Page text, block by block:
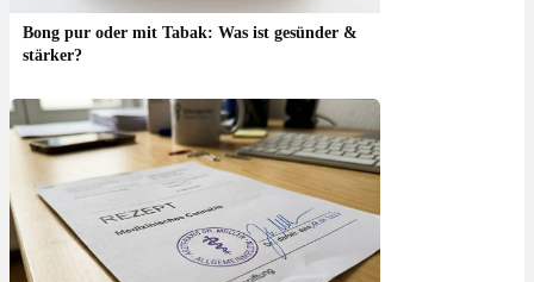
Bong pur oder mit Tabak: Was ist gesünder &
stärker?